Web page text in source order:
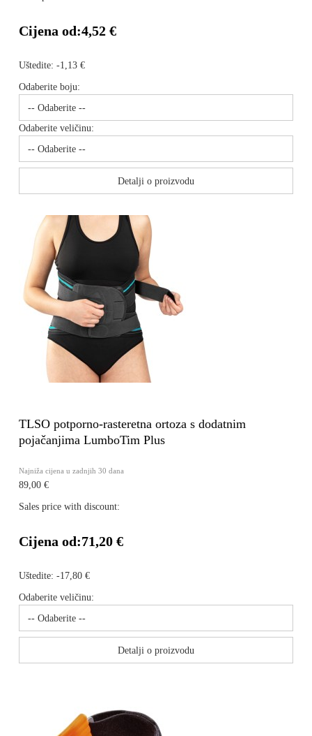
Cijena od:4,52 €
Uštedite: -1,13 €
Odaberite boju:
Odaberite veličinu:
Detalji o proizvodu
TLSO potporno-rasteretna ortoza s dodatnim
pojačanjima LumboTim Plus
Najniža cijena u zadnjih 30 dana
89,00 €
Sales price with discount:
Cijena od:71,20 €
Uštedite: -17,80 €
Odaberite veličinu:
Detalji o proizvodu